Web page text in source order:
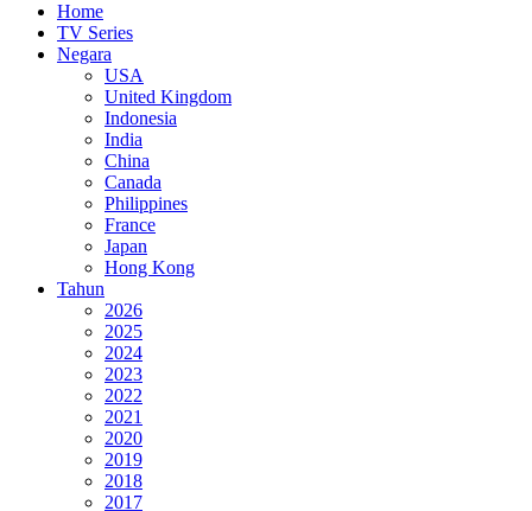
Home
TV Series
Negara
USA
United Kingdom
Indonesia
India
China
Canada
Philippines
France
Japan
Hong Kong
Tahun
2026
2025
2024
2023
2022
2021
2020
2019
2018
2017